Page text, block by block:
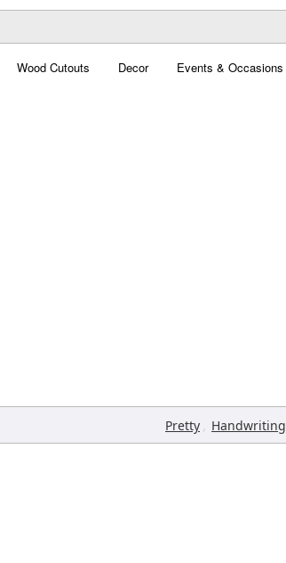
Wood Cutouts Decor Events & Occasions
Pretty , Handwriting